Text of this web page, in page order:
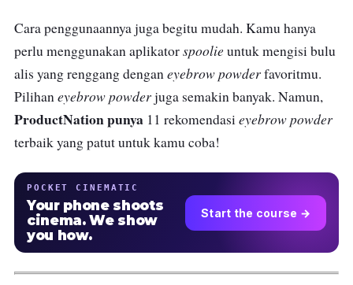
Cara penggunaannya juga begitu mudah. Kamu hanya
perlu menggunakan aplikatorspoolie untuk mengisi bulu
alis yang renggang denganeyebrow powderfavoritmu.
Pilihaneyebrow powderjuga semakin banyak. Namun,
ProductNation punya 11 rekomendasieyebrow powder
terbaik yang patut untuk kamu coba!
POCKET CINEMATIC
Your phone shoots
cinema. We show
you how.
Start the course →